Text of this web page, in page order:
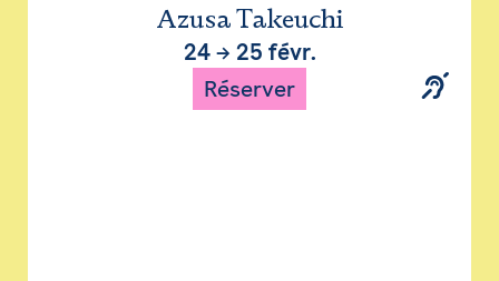
Azusa Takeuchi
24→ 25 févr.
Réserver